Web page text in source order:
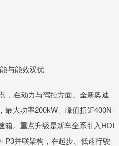
与能效双优
，在动力与驾控方面。全新奥迪
最大功率200kW、峰值扭矩400N·
箱。重点升级是新车全系引入HDI
并联架构，在起步、低速行驶